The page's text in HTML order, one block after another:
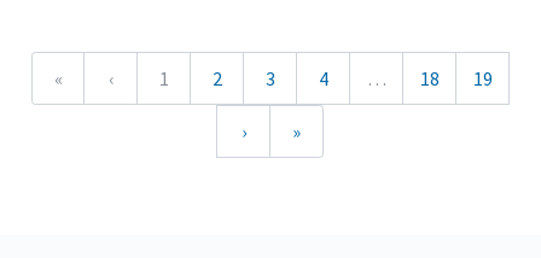
« ‹ 1 2 3 4 … 18 19
› »